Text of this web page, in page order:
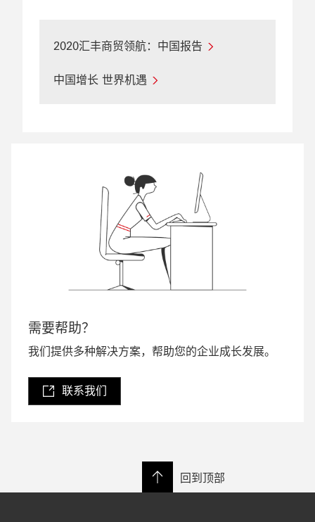
2020汇丰商贸领航：中国报告
中国增长 世界机遇
需要帮助？
我们提供多种解决方案，帮助您的企业成长发展。
联系我们
回到顶部